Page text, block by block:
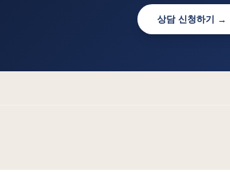
상담 신청하기 →